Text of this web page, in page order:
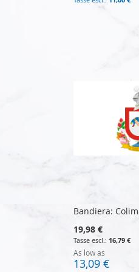
Bandiera:
19,98 €
16,79 €
As low as
13,09 €